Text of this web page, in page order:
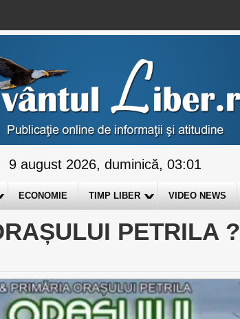
9 august 2026, duminică, 03:01
ECONOMIE TIMP LIBER VIDEO NEWS
PETRILA ?